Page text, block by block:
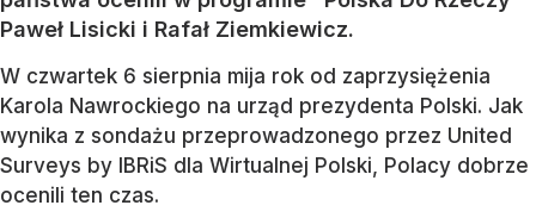
Paweł Lisicki i Rafał Ziemkiewicz.
W czwartek 6 sierpnia mija rok od zaprzysiężenia
Karola Nawrockiego na urząd prezydenta Polski. Jak
wynika z sondażu przeprowadzonego przez United
Surveys by IBRiS dla Wirtualnej Polski, Polacy dobrze
ocenili ten czas.